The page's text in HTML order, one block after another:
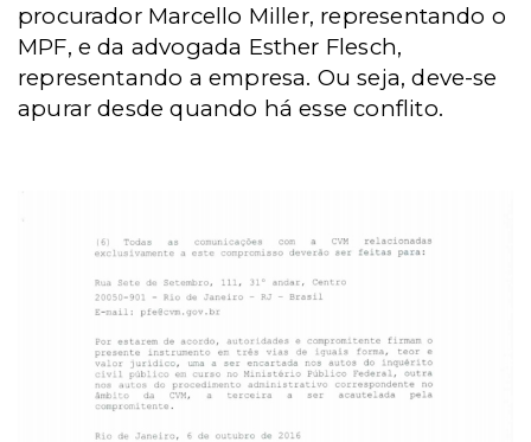
procurador Marcello Miller, representando o
MPF, e da advogada Esther Flesch,
representando a empresa. Ou seja, deve-se
apurar desde quando há esse conflito.